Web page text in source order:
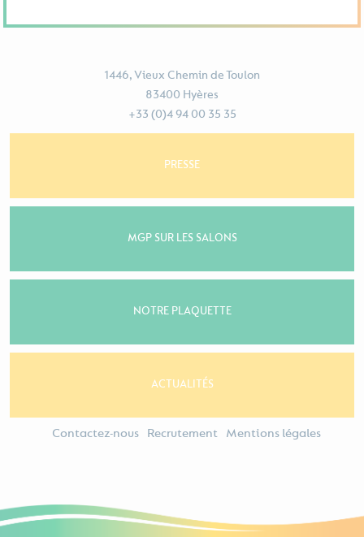
1446, Vieux Chemin de Toulon
83400 Hyères
+33 (0)4 94 00 35 35
PRESSE
MGP SUR LES SALONS
NOTRE PLAQUETTE
ACTUALITÉS
Contactez-nous Recrutement Mentions légales